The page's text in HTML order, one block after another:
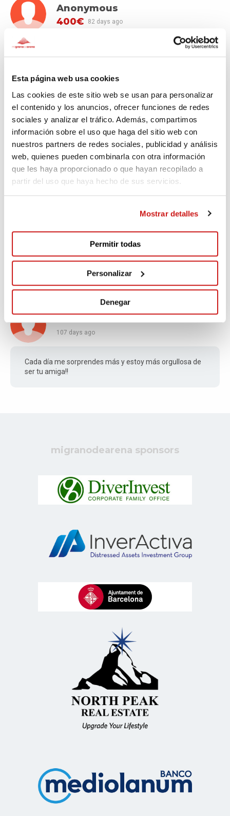
Esta página web usa cookies
Las cookies de este sitio web se usan para personalizar
el contenido y los anuncios, ofrecer funciones de redes
sociales y analizar el tráfico. Además, compartimos
información sobre el uso que haga del sitio web con
nuestros partners de redes sociales, publicidad y análisis
web, quienes pueden combinarla con otra información
que les haya proporcionado o que hayan recopilado a
partir del uso que haya hecho de sus servicios.
Mostrar detalles
Permitir todas
Personalizar
Denegar
Anonymous
400€
82 days ago
Anonymous
Anonymous
100€
84 days ago
Mar
50€
103 days ago
SEE MORE DONATORS
Comments (4)
107 days ago
Cada día me sorprendes más y estoy más orgullosa de
ser tu amiga!!
migranodearena sponsors